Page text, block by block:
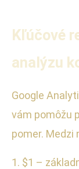
Kľúčové
analýzu
Google
vám pomôžu
pomer. Medzi
1. $1 –